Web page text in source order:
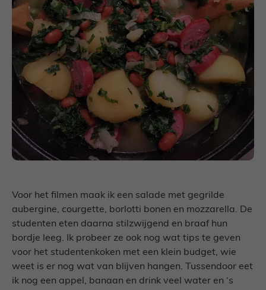
Voor het filmen maak ik een salade met gegrilde
aubergine, courgette, borlotti bonen en mozzarella. De
studenten eten daarna stilzwijgend en braaf hun
bordje leeg. Ik probeer ze ook nog wat tips te geven
voor het studentenkoken met een klein budget, wie
weet is er nog wat van blijven hangen. Tussendoor eet
ik nog een appel, banaan en drink veel water en ‘s